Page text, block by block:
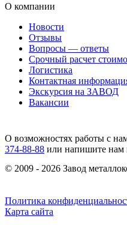
О компании
Новости
Отзывы
Вопросы — ответы
Срочный расчет
Логистика
Контактная
Экскурсия на ЗАВОД
Вакансии
О возможностях работы с
374-88-88 или напишите нам
© 2009 - 2026 Завод
Политика
Карта сайта